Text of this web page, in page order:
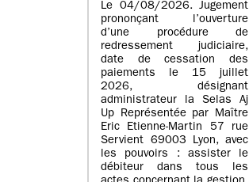
Le 04/08/2026. Jugement
prononçant l’ouverture
d’une procédure de
redressement judiciaire,
date de cessation des
paiements le 15 juillet
2026, désignant
administrateur la Selas Aj
Up Représentée par Maître
Eric Etienne-Martin 57 rue
Servient 69003 Lyon, avec
les pouvoirs : assister le
débiteur dans tous les